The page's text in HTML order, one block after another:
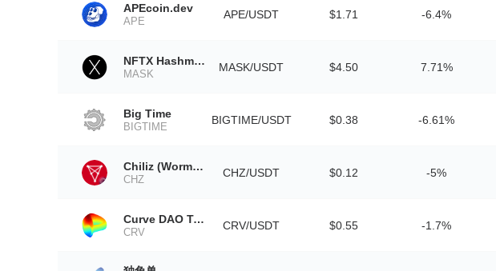
APEcoin.dev
APE
APE/USDT $1.71 -6.4%
NFTX Hashmasks Index
MASK
MASK/USDT $4.50 7.71%
Big Time
BIGTIME
BIGTIME/USDT $0.38 -6.61%
Chiliz (Wormhole)
CHZ
CHZ/USDT $0.12 -5%
Curve DAO Token
CRV
CRV/USDT $0.55 -1.7%